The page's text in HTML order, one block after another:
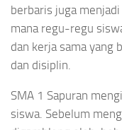
berbaris juga
mana regu-regu
dan kerja sama yang
dan disiplin.
SMA 1 Sapuran
siswa. Sebelum